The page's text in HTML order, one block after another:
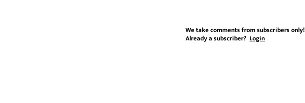
We take comments from subscribers only!
Already a subscriber? Login